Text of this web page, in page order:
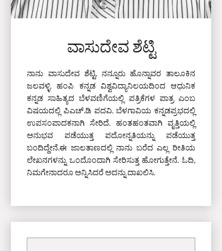
ವಾಸುದೇವ ಶೆಟ್ಟಿ
ನಾನು ವಾಸುದೇವ ಶೆಟ್ಟಿ. ನನ್ನೂರು ಹೊನ್ನಾವರ ತಾಲೂಕಿನ
ಜಲವಳ್ಳಿ. ಹಂಪಿ ಕನ್ನಡ ವಿಶ್ವವಿದ್ಯಾನಿಲಯದಿಂದ ಆಧುನಿಕ
ಕನ್ನಡ ಸಾಹಿತ್ಯದ ಬೆಳವಣಿಗೆಯಲ್ಲಿ ಪತ್ರಿಕೆಗಳ ಪಾತ್ರ ಎಂಬ
ವಿಷಯದಲ್ಲಿ ಪಿಎಚ್‌.ಡಿ ಪದವಿ. ಬೆಳಗಾವಿಯ ಕನ್ನಡಪ್ರಭದಲ್ಲಿ
ಉಪಸಂಪಾದಕನಾಗಿ ಸೇರಿದೆ. ಹಂತಹಂತವಾಗಿ ವೃತ್ತಿಯಲ್ಲಿ
ಅನುಭವ ಪಡೆಯುತ್ತ ಪದೋನ್ನತಿಯನ್ನು ಪಡೆಯುತ್ತ
ಬಂದಿದ್ದೇನೆ.ಈ ಜಾಲತಾಣದಲ್ಲಿ ನಾನು ಬರೆದ ಎಲ್ಲ ರೀತಿಯ
ಲೇಖನಗಳನ್ನು ಒಂದೊಂದಾಗಿ ಸೇರಿಸುತ್ತ ಹೋಗುತ್ತೇನೆ. ಓದಿ,
ನಿಮಗೇನಾದರೂ ಅನ್ನಿಸಿದರೆ ಅದನ್ನು ದಾಖಲಿಸಿ.